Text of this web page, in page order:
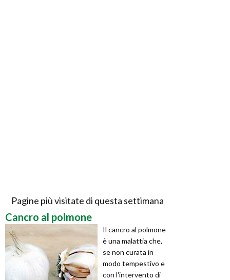
Pagine più visitate di questa settimana
Cancro al polmone
Il cancro al polmone
è una malattia che,
se non curata in
modo tempestivo e
con l'intervento di